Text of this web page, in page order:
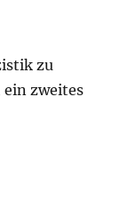
zu
ein zweites